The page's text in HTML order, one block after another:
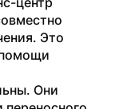
Это
Они